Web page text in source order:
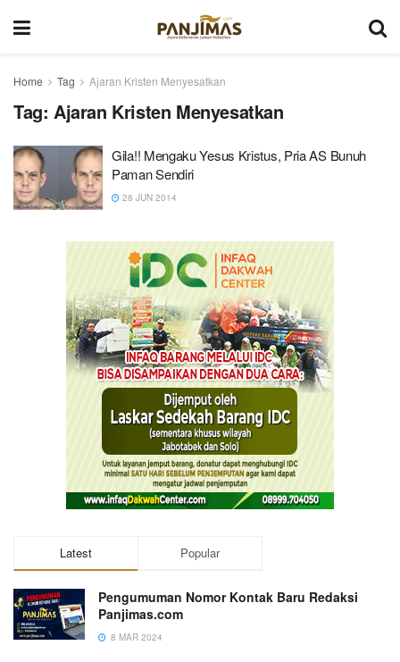
Home Tag Ajaran Kristen Menyesatkan
Tag: Ajaran Kristen Menyesatkan
Gila!! Mengaku Yesus Kristus, Pria AS Bunuh
Paman Sendiri
28 JUN 2014
Latest Popular
Pengumuman Nomor Kontak Baru Redaksi
Panjimas.com
8 MAR 2024